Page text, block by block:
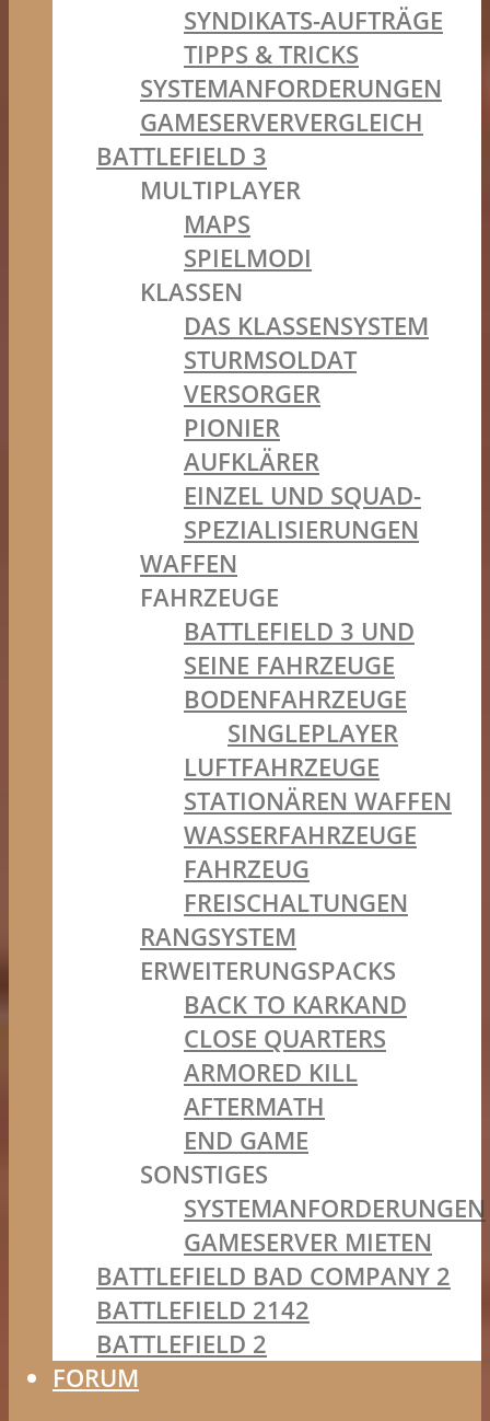
SYNDIKATS-AUFTRÄGE
TIPPS & TRICKS
SYSTEMANFORDERUNGEN
GAMESERVERVERGLEICH
BATTLEFIELD 3
MULTIPLAYER
MAPS
SPIELMODI
KLASSEN
DAS KLASSENSYSTEM
STURMSOLDAT
VERSORGER
PIONIER
AUFKLÄRER
EINZEL UND SQUAD-
SPEZIALISIERUNGEN
WAFFEN
FAHRZEUGE
BATTLEFIELD 3 UND
SEINE FAHRZEUGE
BODENFAHRZEUGE
SINGLEPLAYER
LUFTFAHRZEUGE
STATIONÄREN WAFFEN
WASSERFAHRZEUGE
FAHRZEUG
FREISCHALTUNGEN
RANGSYSTEM
ERWEITERUNGSPACKS
BACK TO KARKAND
CLOSE QUARTERS
ARMORED KILL
AFTERMATH
END GAME
SONSTIGES
SYSTEMANFORDERUNGEN
GAMESERVER MIETEN
BATTLEFIELD BAD COMPANY 2
BATTLEFIELD 2142
BATTLEFIELD 2
FORUM